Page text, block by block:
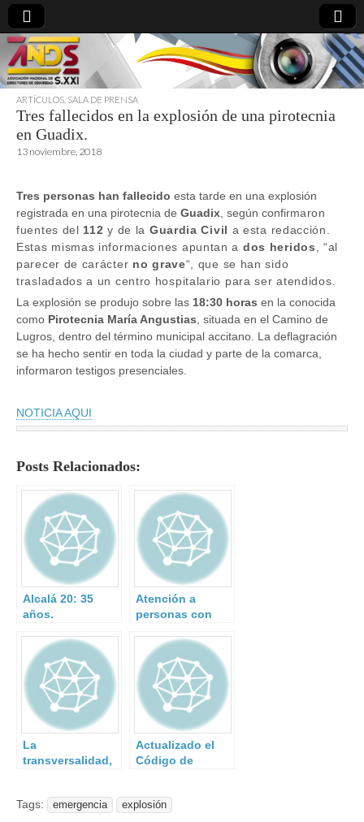
directoresdeseguridad.es
ARTÍCULOS SALA DE PRENSA
Tres fallecidos en la explosión de una pirotecnia
en Guadix.
13 noviembre, 2018
Tres personas han fallecido esta tarde en una explosión
registrada en una pirotecnia de Guadix , según confirmaron
fuentes del 112 y de la Guardia Civil a esta redacción.
Estas mismas informaciones apuntan a dos heridos
, “al
parecer de carácter no grave“, que se han sido
trasladados a un centro hospitalario para ser atendidos.
La explosión se produjo sobre las 18:30 horas en la conocida
como Pirotecnia María Angustias , situada en el Camino de
Lugros, dentro del término municipal accitano. La deflagración
se ha hecho sentir en toda la ciudad y parte de la comarca,
informaron testigos presenciales.
NOTICIA AQUI
Posts Relacionados:
Alcalá 20: 35
años.
Atención a
personas con
emergencias.
La
transversalidad,
de la Directiva
Actualizado el
Código de
Tags:
emergencia explosión